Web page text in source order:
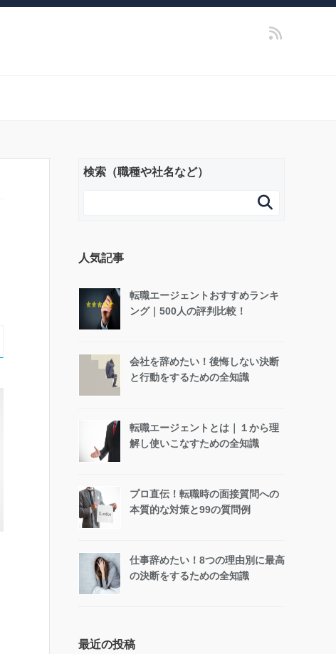
検索（職種や社名など）

人気記事
転職エージェントおすすめランキ
ング｜500人の評判比較！
会社を辞めたい！後悔しない決断
と行動をするための全知識
転職エージェントとは｜１から理
解し使いこなすための全知識
プロ直伝！転職時の面接質問への
本質的な対策と99の質問例
仕事辞めたい！8つの理由別に最高
の決断をするための全知識
最近の投稿